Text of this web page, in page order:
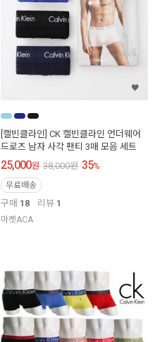
[캘빈클라인] CK 캘빈클라인 언더웨어
드로즈 남자 사각 팬티 3매 모음 세트
25,000원 38,000원 35%
무료배송
구매 18 리뷰 1
마켓ACA